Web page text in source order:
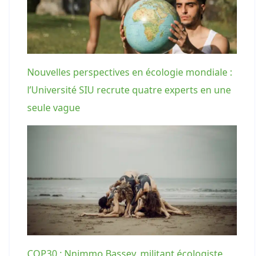
Nouvelles perspectives en écologie mondiale :
l’Université SIU recrute quatre experts en une
seule vague